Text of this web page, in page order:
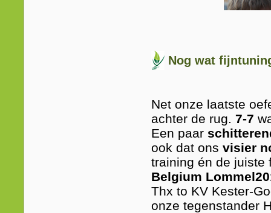
Nog wat
Net onze laatste
achter de rug. 7-7
Een paar
ook dat ons visier
training én de
Belgium
Thx to KV Kester-
onze tegenstander